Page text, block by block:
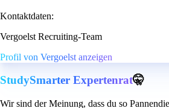
Kontaktdaten:
Vergoelst Recruiting-Team
Profil von Vergoelst anzeigen
StudySmarter Expertenrat🤫
Wir sind der Meinung, dass du so